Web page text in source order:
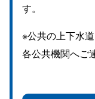
す。
※公共の上下水
各公共機関へご